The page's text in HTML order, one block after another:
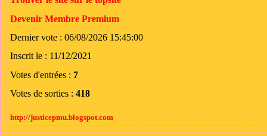
Devenir Membre Premium
Dernier vote : 06/08/2026 15:45:00
Inscrit le : 11/12/2021
Votes d'entrées : 7
Votes de sorties : 418
http://justicepmu.blogspot.com